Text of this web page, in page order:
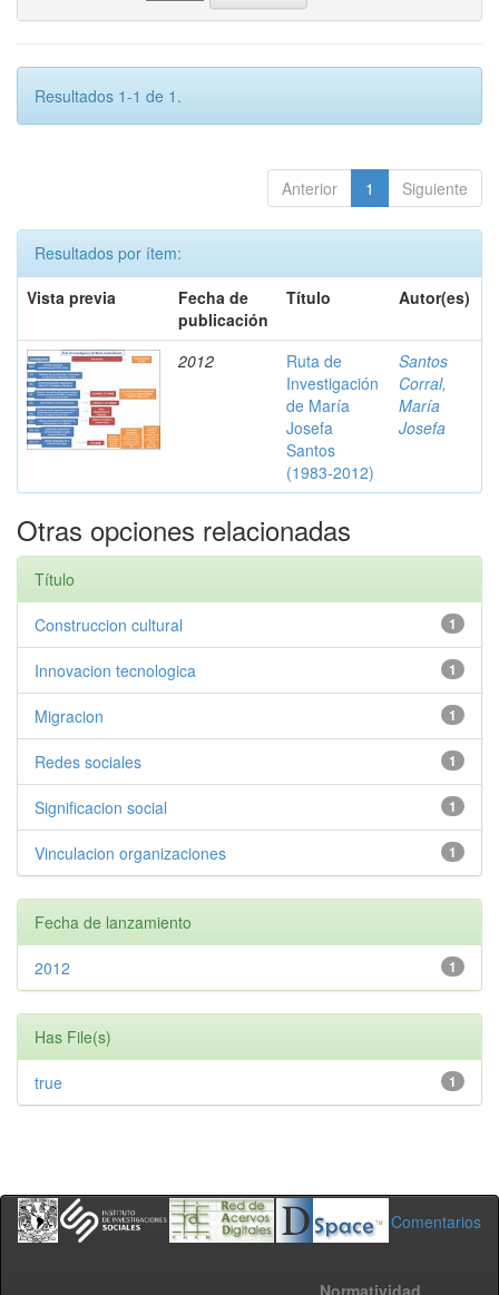
Resultados 1-1 de 1.
Anterior 1 Siguiente
Resultados por ítem:
Vista previa
Fecha de
publicación
Título Autor(es)
2012
Ruta de
Investigación
de María
Josefa
Santos
(1983-2012)
Santos
Corral,
María
Josefa
Otras opciones relacionadas
Título
1
Construccion cultural
1
Innovacion tecnologica
1
Migracion
1
Redes sociales
1
Significacion social
1
Vinculacion organizaciones
Fecha de lanzamiento
1
2012
Has File(s)
1
true
Comentarios
Normatividad